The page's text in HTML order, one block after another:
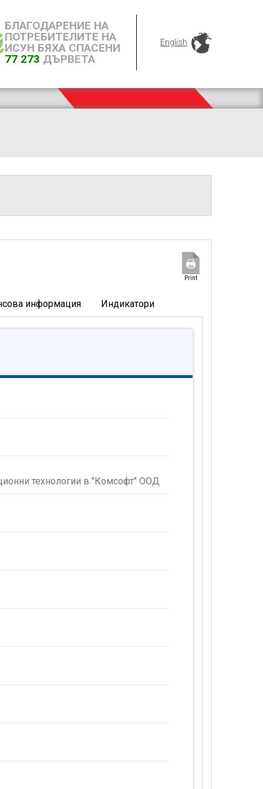
БЛАГОДАРЕНИЕ НА
ПОТРЕБИТЕЛИТЕ НА
ИСУН БЯХА СПАСЕНИ
77 273 ДЪРВЕТА
English
Print
информация Индикатори
технологии в "Комсофт" ООД